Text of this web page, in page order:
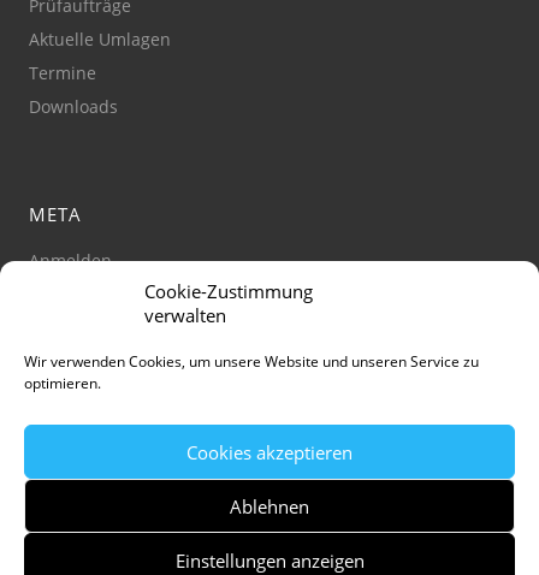
Cookie-Zustimmung
verwalten
Wir verwenden Cookies, um unsere Website und unseren Service zu
optimieren.
Cookies akzeptieren
Ablehnen
Einstellungen anzeigen
Prüfaufträge
Aktuelle Umlagen
Termine
Downloads
META
Anmelden
Barrierefreiheit
Cookie-Richtlinie